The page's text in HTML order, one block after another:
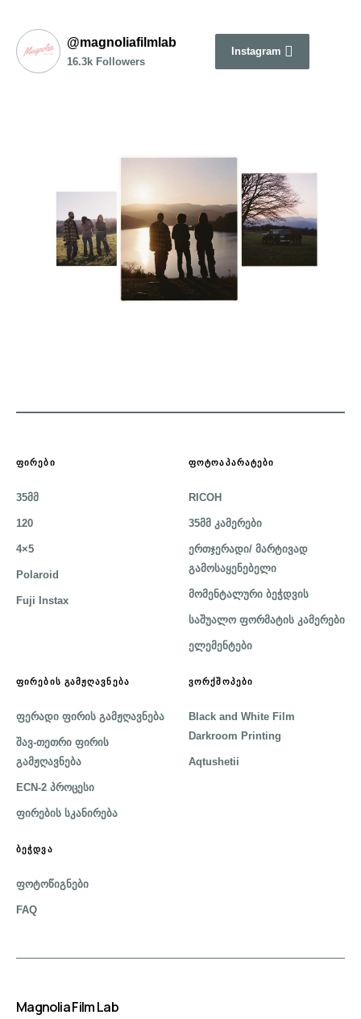
@magnoliafilmlab
16.3k Followers
Instagram
ᲤᲘᲠᲔᲑᲘ
35მმ
120
4×5
Polaroid
Fuji Instax
ᲤᲝᲢᲝᲐᲞᲐᲠᲐᲢᲔᲑᲘ
RICOH
35მმ კამერები
ერთჯერადი/ მარტივად
გამოსაყენებელი
მომენტალური ბეჭდვის
საშუალო ფორმატის კამერები
ელემენტები
ᲤᲘᲠᲔᲑᲘᲡ ᲒᲐᲛᲟᲦᲐᲕᲜᲔᲑᲐ
ფერადი ფირის გამჟღავნება
შავ-თეთრი ფირის
გამჟღავნება
ECN-2 პროცესი
ფირების სკანირება
ᲕᲝᲠᲥᲨᲝᲞᲔᲑᲘ
Black and White Film
Darkroom Printing
Aqtushetii
ᲑᲔᲭᲓᲕᲐ
ფოტოწიგნები
FAQ
Magnolia Film Lab